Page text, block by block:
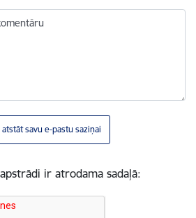
atstāt savu e-pastu saziņai
ir atrodama sadaļā: